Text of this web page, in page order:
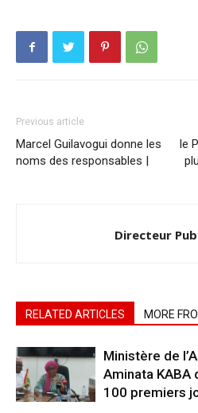
Previous article
Marcel Guilavogui donne les
noms des responsables |
le
Directeur
RELATED ARTICLES MORE
Ministère de
Aminata KABA
100 premiers